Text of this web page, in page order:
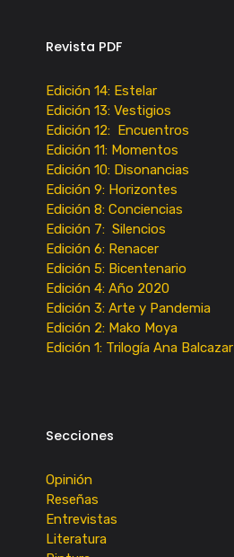
Revista PDF
Edición 14: Estelar
Edición 13: Vestigios
Edición 12: Encuentros
Edición 11: Momentos
Edición 10: Disonancias
Edición 9: Horizontes
Edición 8: Conciencias
Edición 7: Silencios
Edición 6: Renacer
Edición 5: Bicentenario
Edición 4: Año 2020
Edición 3: Arte y Pandemia
Edición 2: Mako Moya
Edición 1: Trilogía Ana Balcazar
Secciones
Opinión
Reseñas
Entrevistas
Literatura